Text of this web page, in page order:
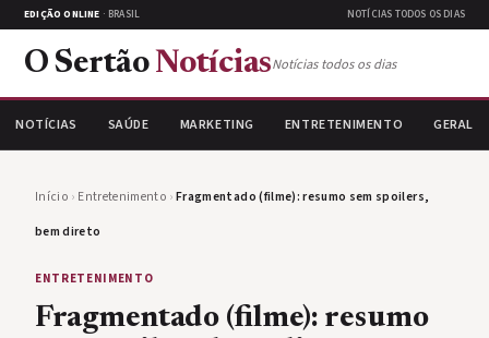
EDIÇÃO ONLINE · BRASIL NOTÍCIAS TODOS OS DIAS
O Sertão NotíciasNotícias todos os dias
NOTÍCIAS SAÚDE MARKETING ENTRETENIMENTO GERAL
Início › Entretenimento ›Fragmentado (filme): resumo sem spoilers,
bem direto
ENTRETENIMENTO
Fragmentado (filme): resumo